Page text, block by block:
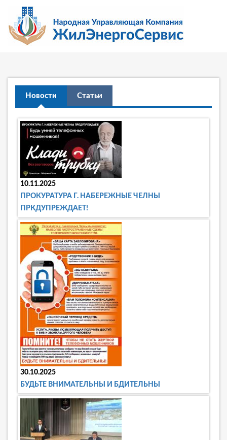
Новости Статьи
10.11.2025
ПРОКУРАТУРА Г. НАБЕРЕЖНЫЕ ЧЕЛНЫ
ПРКДУПРЕЖДАЕТ!
30.10.2025
БУДЬТЕ ВНИМАТЕЛЬНЫ И БДИТЕЛЬНЫ